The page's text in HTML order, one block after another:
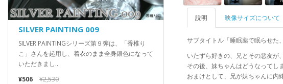
SILVER PAINTING 009
SILVER PAINTINGシリーズ第９弾は、「香椎り
こ」さんを起用し、着衣のまま全身銀色になって
いただきまし..
¥506
¥2,530
説明 映像サイズについて
サブタイトル「睡眠薬で眠らせた
いたずら好きの、兄とその悪友が
その後、妹ちゃんはどうなってし
おまけとして、兄が妹ちゃんに内